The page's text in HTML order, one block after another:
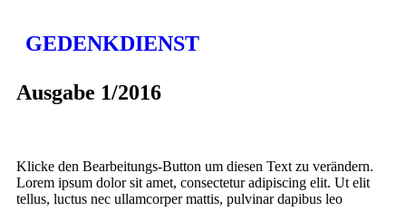
GEDENKDIENST
Ausgabe 1/2016
Klicke den Bearbeitungs-Button um diesen Text zu verändern.
Lorem ipsum dolor sit amet, consectetur adipiscing elit. Ut elit
tellus, luctus nec ullamcorper mattis, pulvinar dapibus leo